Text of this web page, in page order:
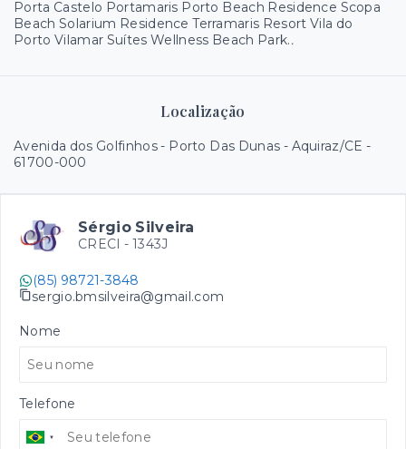
Porta Castelo Portamaris Porto Beach Residence Scopa
Beach Solarium Residence Terramaris Resort Vila do
Porto Vilamar Suítes Wellness Beach Park..
Localização
Avenida dos Golfinhos - Porto Das Dunas - Aquiraz/CE -
61700-000
Sérgio Silveira
CRECI - 1343J
(85) 98721-3848
sergio.bmsilveira@gmail.com
Nome
Telefone